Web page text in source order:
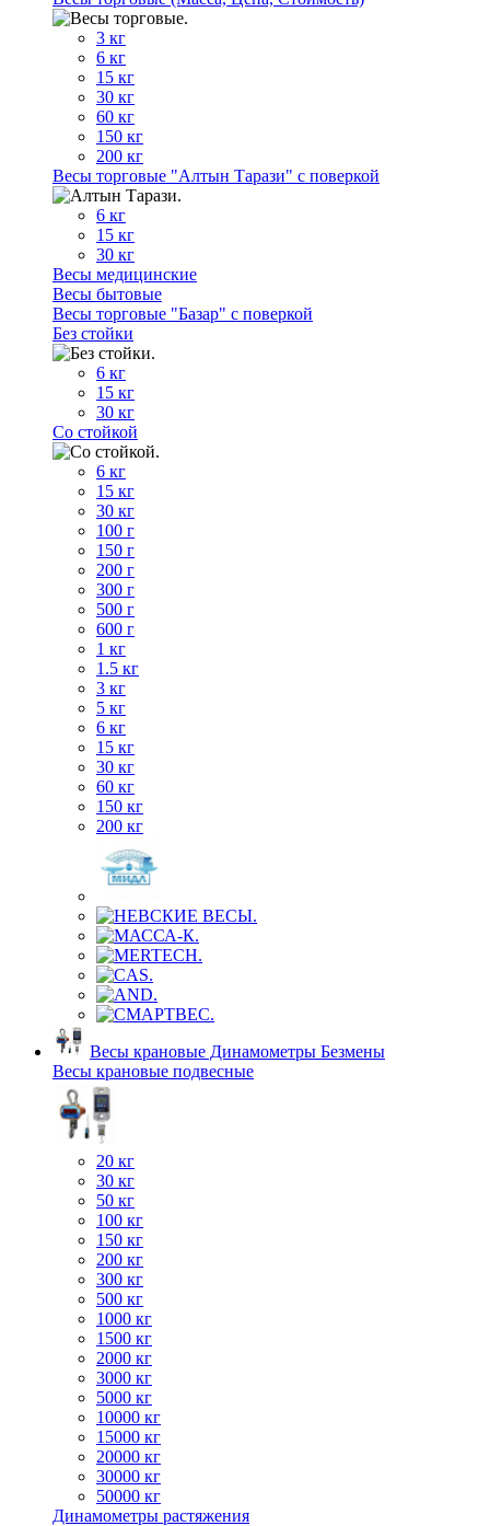
3 кг
6 кг
15 кг
30 кг
60 кг
150 кг
200 кг
Весы торговые "Алтын Тарази" с поверкой
6 кг
15 кг
30 кг
Весы медицинские
Весы бытовые
Весы торговые "Базар" с поверкой
Без стойки
6 кг
15 кг
30 кг
Со стойкой
6 кг
15 кг
30 кг
100 г
150 г
200 г
300 г
500 г
600 г
1 кг
1.5 кг
3 кг
5 кг
6 кг
15 кг
30 кг
60 кг
150 кг
200 кг
Весы крановые Динамометры Безмены
Весы крановые подвесные
20 кг
30 кг
50 кг
100 кг
150 кг
200 кг
300 кг
500 кг
1000 кг
1500 кг
2000 кг
3000 кг
5000 кг
10000 кг
15000 кг
20000 кг
30000 кг
50000 кг
Динамометры растяжения